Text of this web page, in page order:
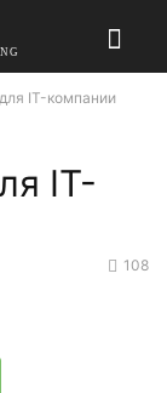
IT-компании
IT-
108